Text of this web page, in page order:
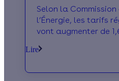
Selon la
l’Énergie, les tarifs
vont augmenter de
qui se poursuit
Lire